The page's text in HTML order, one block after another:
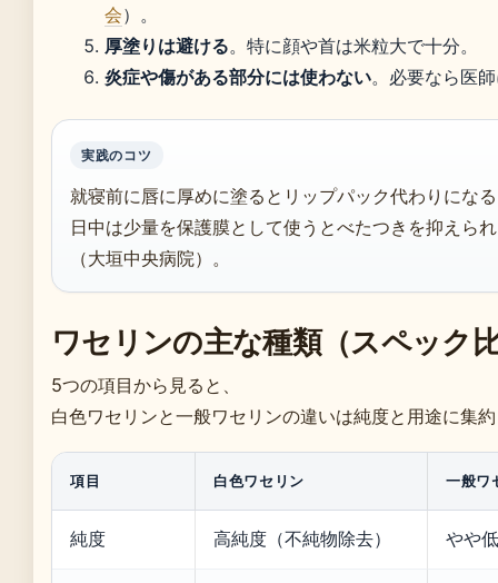
会）。
厚塗りは避ける。特に顔や首は米粒大で十分。
炎症や傷がある部分には使わない。必要なら医
実践のコツ
就寝前に唇に厚めに塗るとリップパック代わりにな
日中は少量を保護膜として使うとべたつきを抑えら
（大垣中央病院）。
ワセリンの主な種類（スペック
5つの項目から見ると、
白色ワセリンと一般ワセリンの違いは純度と用途に集
項目 白色ワセリン 一般ワ
純度 高純度（不純物除去） やや